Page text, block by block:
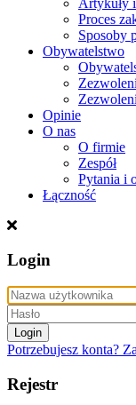
Artykuły
Proces
Sposoby
Obywatelstwo
Opinie
O nas
O firmie
Zespół
Pytania i
Łączność
Login
Login
Potrzebujesz konta?
Rejestr